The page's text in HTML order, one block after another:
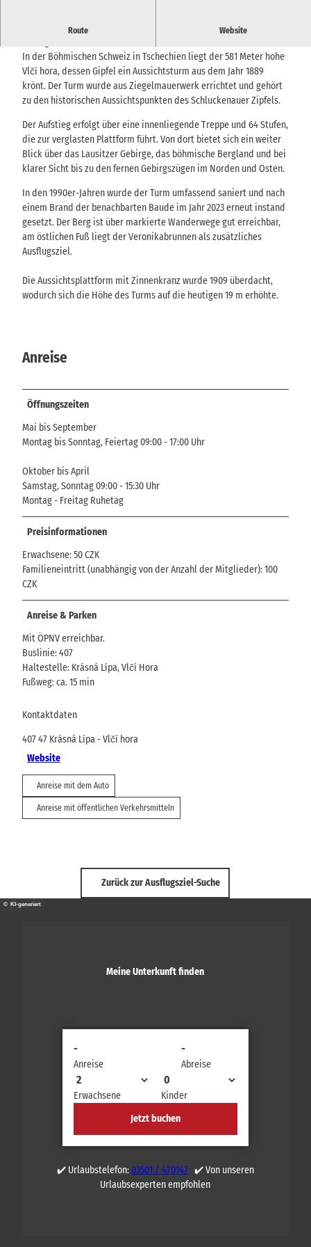
Route Website
Historischer Aussichtsturm mit Fernblick über das Lausitzer
In der Böhmischen Schweiz in Tschechien liegt der 581 Meter hohe
Vlčí hora, dessen Gipfel ein Aussichtsturm aus dem Jahr 1889
krönt. Der Turm wurde aus Ziegelmauerwerk errichtet und gehört
zu den historischen Aussichtspunkten des Schluckenauer Zipfels.
Der Aufstieg erfolgt über eine innenliegende Treppe und 64 Stufen,
die zur verglasten Plattform führt. Von dort bietet sich ein weiter
Blick über das Lausitzer Gebirge, das böhmische Bergland und bei
klarer Sicht bis zu den fernen Gebirgszügen im Norden und Osten.
In den 1990er-Jahren wurde der Turm umfassend saniert und nach
einem Brand der benachbarten Baude im Jahr 2023 erneut instand
gesetzt. Der Berg ist über markierte Wanderwege gut erreichbar,
am östlichen Fuß liegt der Veronikabrunnen als zusätzliches
Ausflugsziel.
Die Aussichtsplattform mit Zinnenkranz wurde 1909 überdacht,
wodurch sich die Höhe des Turms auf die heutigen 19 m erhöhte.
Anreise
Öffnungszeiten
Mai bis September
Montag bis Sonntag, Feiertag 09:00 - 17:00 Uhr
Oktober bis April
Samstag, Sonntag 09:00 - 15:30 Uhr
Montag - Freitag Ruhetag
Preisinformationen
Erwachsene: 50 CZK
Familieneintritt (unabhängig von der Anzahl der Mitglieder): 100
CZK
Anreise & Parken
Mit ÖPNV erreichbar.
Buslinie: 407
Haltestelle: Krásná Lípa, Vlčí Hora
Fußweg: ca. 15 min
Kontaktdaten
407 47 Krásná Lípa- Vlčí hora
Website
Anreise mit dem Auto
Anreise mit öffentlichen Verkehrsmitteln
Zurück zur Ausflugsziel-Suche
© KI-generiert
Meine Unterkunft finden
Anreise
-
Abreise
-
Erwachsene
Kinder
Jetzt buchen
✔️ Urlaubstelefon:03501 / 470147✔️ Von unseren
Urlaubsexperten empfohlen